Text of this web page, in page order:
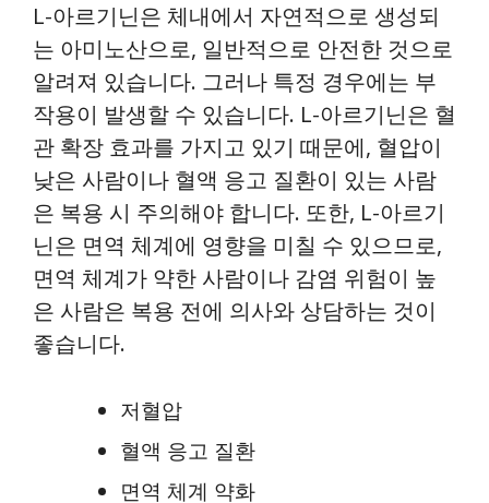
L-아르기닌은 체내에서 자연적으로 생성되
는 아미노산으로, 일반적으로 안전한 것으로
알려져 있습니다. 그러나 특정 경우에는 부
작용이 발생할 수 있습니다. L-아르기닌은 혈
관 확장 효과를 가지고 있기 때문에, 혈압이
낮은 사람이나 혈액 응고 질환이 있는 사람
은 복용 시 주의해야 합니다. 또한, L-아르기
닌은 면역 체계에 영향을 미칠 수 있으므로,
면역 체계가 약한 사람이나 감염 위험이 높
은 사람은 복용 전에 의사와 상담하는 것이
좋습니다.
저혈압
혈액 응고 질환
면역 체계 약화